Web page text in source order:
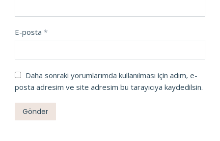
E-posta *
Daha sonraki yorumlarımda kullanılması için adım, e-
posta adresim ve site adresim bu tarayıcıya kaydedilsin.